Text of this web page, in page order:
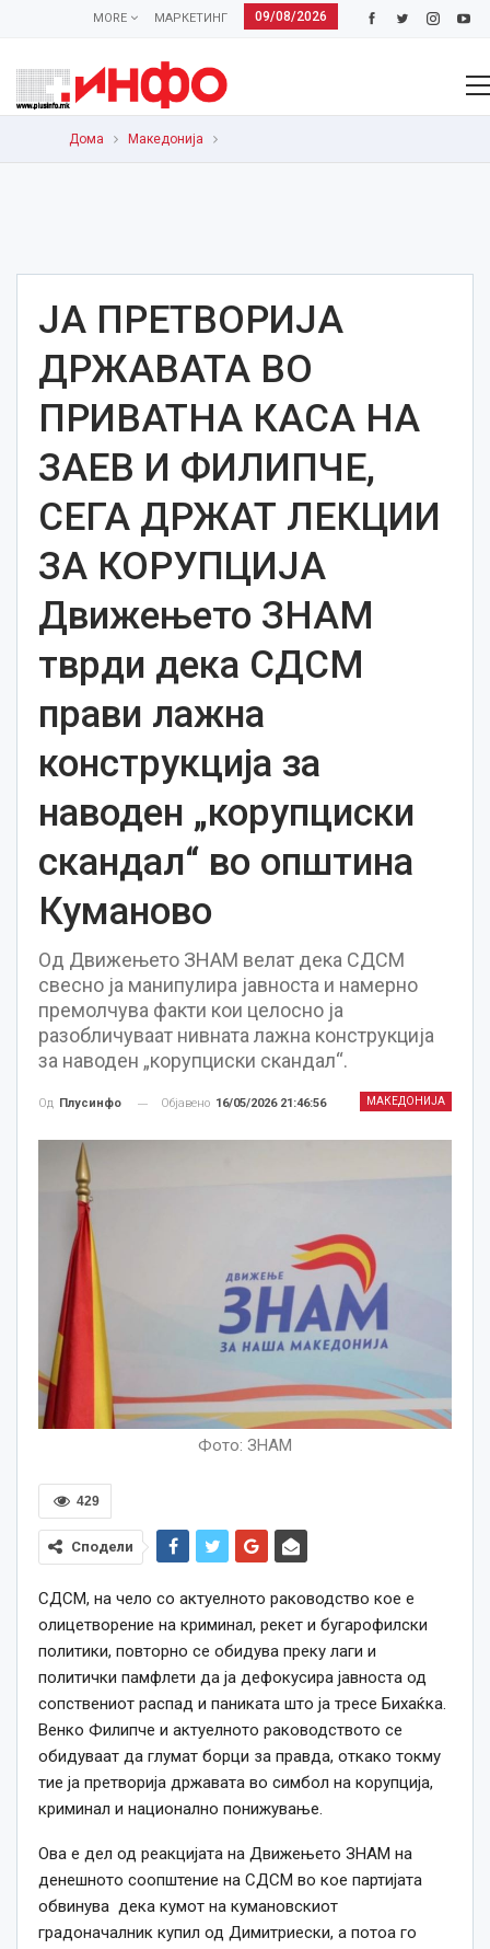
09/08/2026
МАРКЕТИНГ
MORE
Дома Македонија
ЈА ПРЕТВОРИЈА
ДРЖАВАТА ВО
ПРИВАТНА КАСА НА
ЗАЕВ И ФИЛИПЧЕ,
СЕГА ДРЖАТ ЛЕКЦИИ
ЗА КОРУПЦИЈА
Движењето ЗНАМ
тврди дека СДСМ
прави лажна
конструкција за
наводен „корупциски
скандал“ во општина
Куманово
Од Движењето ЗНАМ велат дека СДСМ
свесно ја манипулира јавноста и намерно
премолчува факти кои целосно ја
разобличуваат нивната лажна конструкција
за наводен „корупциски скандал“.
МАКЕДОНИЈА
Од Плусинфо Објавено 16/05/2026 21:46:56
Фото: ЗНАМ
429
Сподели
СДСМ, на чело со актуелното раководство кое е
олицетворение на криминал, рекет и бугарофилски
политики, повторно се обидува преку лаги и
политички памфлети да ја дефокусира јавноста од
сопствениот распад и паниката што ја тресе Бихаќка.
Венко Филипче и актуелното раководството се
обидуваат да глумат борци за правда, откако токму
тие ја претворија државата во симбол на корупција,
криминал и национално понижување.
Ова е дел од реакцијата на Движењето ЗНАМ на
денешното соопштение на СДСМ во кое партијата
обвинува дека кумот на кумановскиот
градоначалник купил од Димитриески, а потоа го